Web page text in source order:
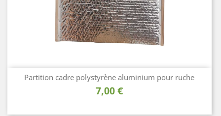
Partition cadre polystyrène aluminium pour ruche
Prix
7,00 €